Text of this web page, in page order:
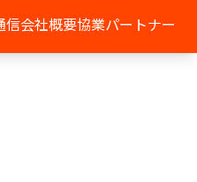
信会社概要協業パートナー